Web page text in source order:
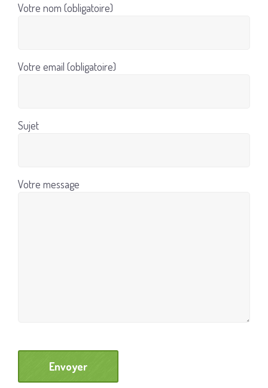
Votre nom (obligatoire)
Votre email (obligatoire)
Sujet
Votre message